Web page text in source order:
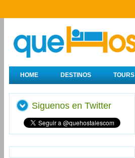
HOME DESTINOS TOURS
Siguenos en Twitter